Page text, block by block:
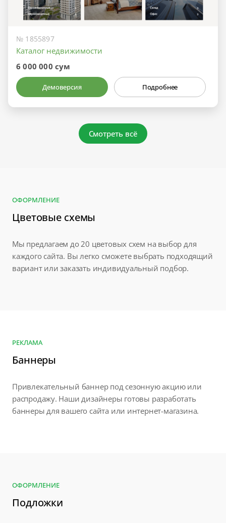
№ 1855897
Каталог недвижимости
6 000 000 сум
Демоверсия Подробнее
Смотреть всё
ОФОРМЛЕНИЕ
Цветовые схемы
Мы предлагаем до 20 цветовых схем на выбор для
каждого сайта. Вы легко сможете выбрать подходящий
вариант или заказать индивидуальный подбор.
РЕКЛАМА
Баннеры
Привлекательный баннер под сезонную акцию или
распродажу. Наши дизайнеры готовы разработать
баннеры для вашего сайта или интернет-магазина.
ОФОРМЛЕНИЕ
Подложки